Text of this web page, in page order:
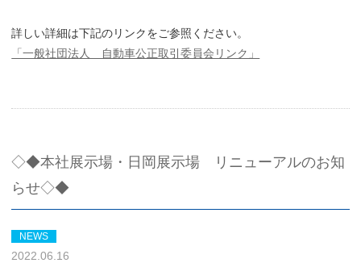
詳しい詳細は下記のリンクをご参照ください。
「一般社団法人 自動車公正取引委員会リンク」
◇◆本社展示場・日岡展示場 リニューアルのお知
らせ◇◆
NEWS
2022.06.16